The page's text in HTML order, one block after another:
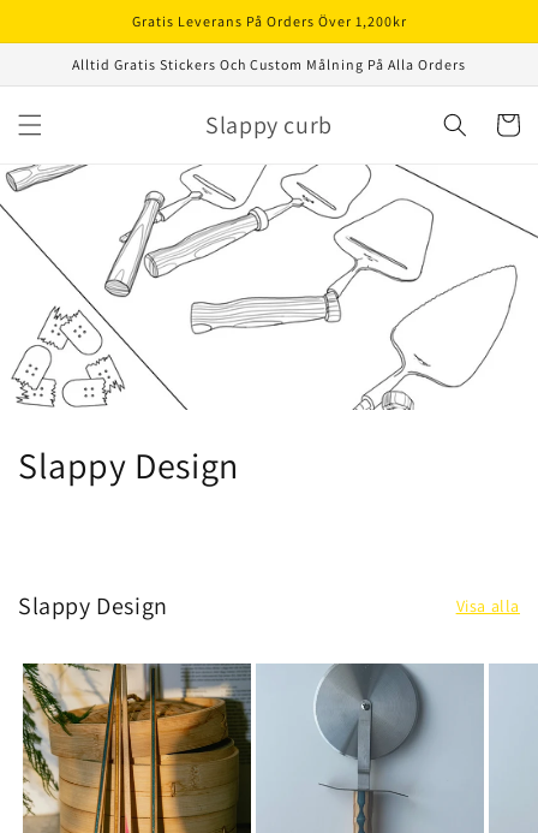
innehåll
Gratis Leverans På Orders Över 1,200kr
Alltid Gratis Stickers Och Custom Målning På Alla Orders
Slappy curb
Slappy Design
Slappy Design Visa alla